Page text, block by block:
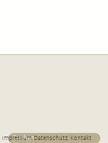
Impressum Datenschutz Kontakt